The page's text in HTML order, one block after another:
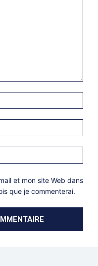
:*
et mon site Web dans
que je commenterai.